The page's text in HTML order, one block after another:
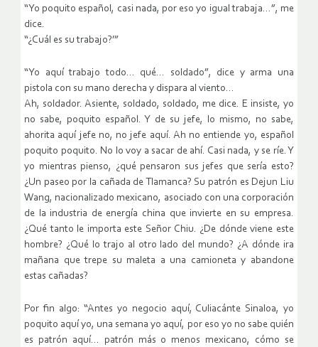
“Yo poquito español, casi nada, por eso yo igual trabaja…”, me
dice.
“¿Cuál es su trabajo?’”
“Yo aquí trabajo todo… qué… soldado”, dice y arma una
pistola con su mano derecha y dispara al viento…
Ah, soldador. Asiente, soldado, soldado, me dice. E insiste, yo
no sabe, poquito español. Y de su jefe, lo mismo, no sabe,
ahorita aquí jefe no, no jefe aquí. Ah no entiende yo, español
poquito poquito. No lo voy a sacar de ahí. Casi nada, y se ríe. Y
yo mientras pienso, ¿qué pensaron sus jefes que sería esto?
¿Un paseo por la cañada de Tlamanca? Su patrón es Dejun Liu
Wang, nacionalizado mexicano, asociado con una corporación
de la industria de energía china que invierte en su empresa.
¿Qué tanto le importa este Señor Chiu. ¿De dónde viene este
hombre? ¿Qué lo trajo al otro lado del mundo? ¿A dónde ira
mañana que trepe su maleta a una camioneta y abandone
estas cañadas?
Por fin algo: “Antes yo negocio aquí, Culiacánte Sinaloa, yo
poquito aquí yo, una semana yo aquí, por eso yo no sabe quién
es patrón aquí… patrón más o menos mexicano, cómo se